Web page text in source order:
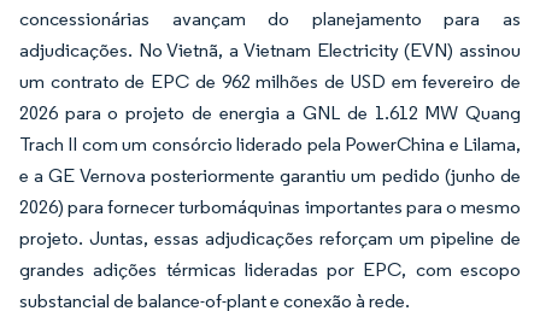
concessionárias avançam do planejamento para as
adjudicações. No Vietnã, a Vietnam Electricity (EVN) assinou
um contrato de EPC de 962 milhões de USD em fevereiro de
2026 para o projeto de energia a GNL de 1.612 MW Quang
Trach II com um consórcio liderado pela PowerChina e Lilama,
e a GE Vernova posteriormente garantiu um pedido (junho de
2026) para fornecer turbomáquinas importantes para o mesmo
projeto. Juntas, essas adjudicações reforçam um pipeline de
grandes adições térmicas lideradas por EPC, com escopo
substancial de balance-of-plant e conexão à rede.